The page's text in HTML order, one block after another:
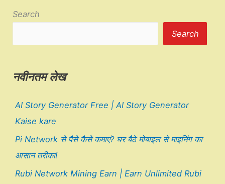
Search
Search
नवीनतम लेख
AI Story Generator Free | AI Story Generator
Kaise kare
Pi Network से पैसे कैसे कमाएं? घर बैठे मोबाइल से माइनिंग का
आसान तरीका!
Rubi Network Mining Earn | Earn Unlimited Rubi